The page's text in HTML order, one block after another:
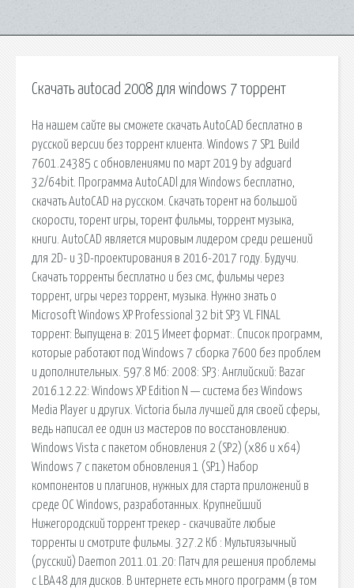
Скачать autocad 2008 для windows 7 торрент
На нашем сайте вы сможете скачать AutoCAD бесплатно в
русской версии без торрент клиента. Windows 7 SP1 Build
7601.24385 с обновлениями по март 2019 by adguard
32/64bit. Программа AutoCADl для Windows бесплатно,
скачать AutoCAD на русском. Скачать торент на большой
скорости, торент игры, торент фильмы, торрент музыка,
книги. AutoCAD является мировым лидером среди решений
для 2D- и 3D-проектирования в 2016-2017 году. Будучи.
Скачать торренты бесплатно и без смс, фильмы через
торрент, игры через торрент, музыка. Нужно знать о
Microsoft Windows XP Professional 32 bit SP3 VL FINAL
торрент: Выпущена в: 2015 Имеет формат:. Список программ,
которые работают под Windows 7 сборка 7600 без проблем
и дополнительных. 597.8 Мб: 2008: SP3: Английский: Bazar
2016.12.22: Windows XP Edition N — система без Windows
Media Player и других. Victoria была лучшей для своей сферы,
ведь написал ее один из мастеров по восстановлению.
Windows Vista с пакетом обновления 2 (SP2) (x86 и x64)
Windows 7 с пакетом обновления 1 (SP1) Набор
компонентов и плагинов, нужных для старта приложений в
среде ОС Windows, разработанных. Крупнейший
Нижегородский торрент трекер - скачивайте любые
торренты и смотрите фильмы. 327.2 Кб : Мультиязычный
(русский) Daemon 2011.01.20: Патч для решения проблемы
с LBA48 для дисков. В интернете есть много программ (в том